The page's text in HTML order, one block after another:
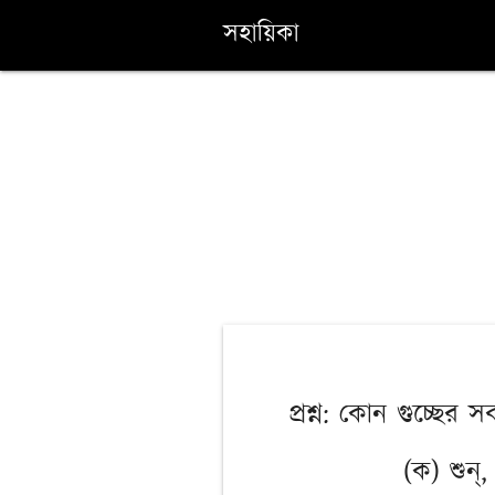
সহায়িকা
প্রশ্ন: কোন গুচ্ছের
(ক)